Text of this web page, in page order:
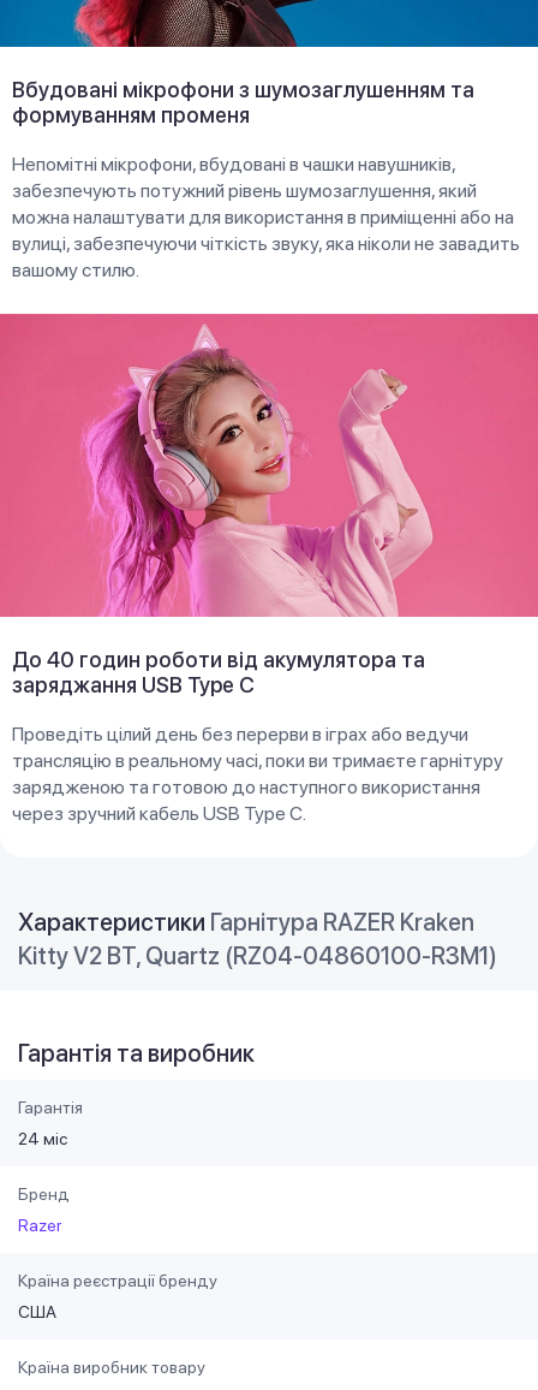
Вбудовані мікрофони з шумозаглушенням та
формуванням променя
Непомітні мікрофони, вбудовані в чашки навушників,
забезпечують потужний рівень шумозаглушення, який
можна налаштувати для використання в приміщенні або на
вулиці, забезпечуючи чіткість звуку, яка ніколи не завадить
вашому стилю.
До 40 годин роботи від акумулятора та
заряджання USB Type C
Проведіть цілий день без перерви в іграх або ведучи
трансляцію в реальному часі, поки ви тримаєте гарнітуру
зарядженою та готовою до наступного використання
через зручний кабель USB Type C.
Характеристики Гарнітура RAZER Kraken
Kitty V2 BT, Quartz (RZ04-04860100-R3M1)
Гарантія та виробник
Гарантія
24 міс
Бренд
Razer
Країна реєстрації бренду
США
Країна виробник товару